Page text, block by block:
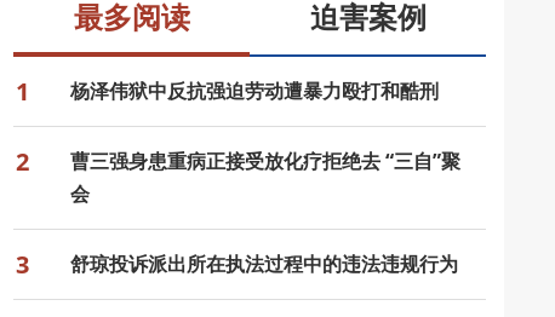
最多阅读 迫害案例
1 杨泽伟狱中反抗强迫劳动遭暴力殴打和酷刑
2
曹三强身患重病正接受放化疗拒绝去 “三自”聚
会
3 舒琼投诉派出所在执法过程中的违法违规行为